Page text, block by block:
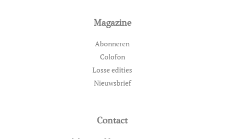
Magazine
Abonneren
Colofon
Losse edities
Nieuwsbrief
Contact